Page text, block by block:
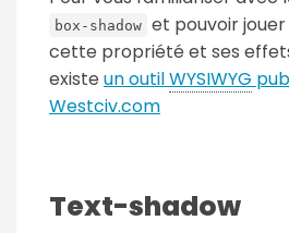
box-shadow et pouvoir
cette propriété et ses
existe un outilWYSIWYG
Westciv.com
Text-shadow